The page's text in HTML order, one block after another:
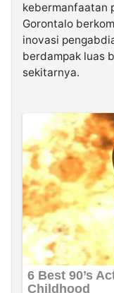
kebermanfaatan
Gorontalo
inovasi
berdampak luas
sekitarnya.